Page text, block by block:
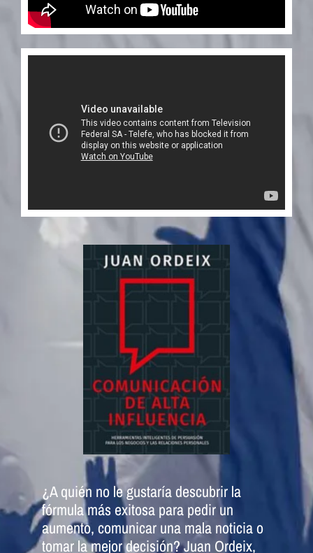
¿A quién no le gustaría descubrir la
fórmula más exitosa para pedir un
aumento, comunicar una mala noticia o
tomar la mejor decisión? Juan Ordeix,